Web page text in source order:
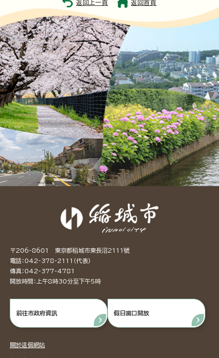
返回上一頁 返回首頁
〒206-8601 東京都稻城市東長沼2111號
電話：042-378-2111（代表）
傳真：042-377-4781
開放時間：上午8時30分至下午5時
前往市政府資訊 假日窗口開放
關於這個網站